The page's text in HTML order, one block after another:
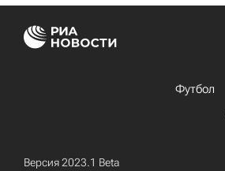
Футбол
Версия 2023.1 Beta